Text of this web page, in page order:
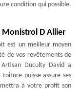
condition qui possible.
D Allier
est un meilleur moyen
de vos revêtements de
Duculty David a
puisse assure ses
à votre profit son